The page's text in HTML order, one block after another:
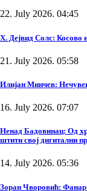
22. July 2026. 04:45
Х. Дејвид Солс: Косово
21. July 2026. 05:58
Илијан Минчев:
16. July 2026. 07:07
Ненад Бадовинац: Од
штити свој дигитални
14. July 2026. 05:36
Зоран Чворовић: Фанар